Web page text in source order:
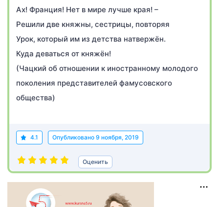
Ах! Франция! Нет в мире лучше края! –
Решили две княжны, сестрицы, повторяя
Урок, который им из детства натвержён.
Куда деваться от княжён!
(Чацкий об отношении к иностранному молодого
поколения представителей фамусовского
общества)
4.1 Опубликовано 9 ноября, 2019
Оценить